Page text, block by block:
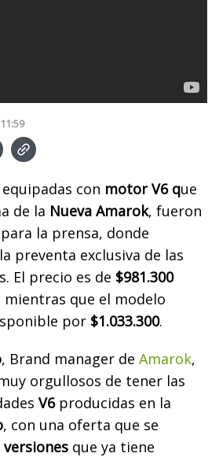
11:59
equipadas con motor V6 que
de la Nueva Amarok, fueron
la prensa, donde
preventa exclusiva de las
El precio es de $981.300
mientras que el modelo
por $1.033.300.
, Brand manager de Amarok,
orgullosos de tener las
V6producidas en la
, con una oferta que se
versiones que ya tiene